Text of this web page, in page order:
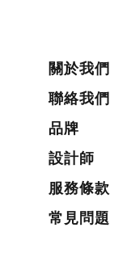
關於我們
聯絡我們
品牌
設計師
服務條款
常見問題